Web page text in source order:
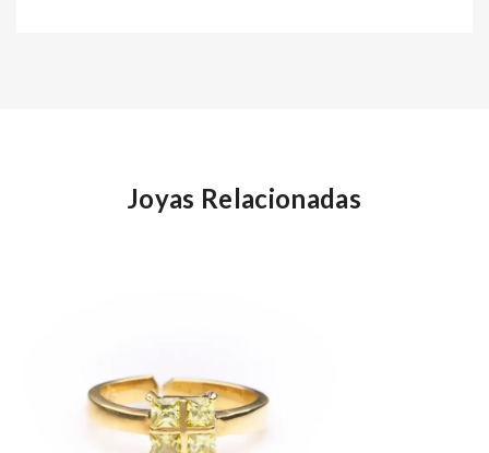
Joyas Relacionadas